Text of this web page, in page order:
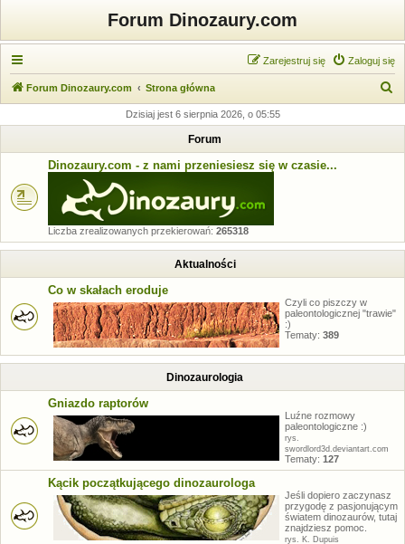
Forum Dinozaury.com
Zaloguj się
Zarejestruj się
Forum Dinozaury.com Strona główna
k
Dzisiaj jest 6 sierpnia 2026, o 05:55
Forum
Dinozaury.com - z nami przeniesiesz się w czasie...
Liczba zrealizowanych przekierowań: 265318
Aktualności
Co w skałach eroduje
Czyli co piszczy w
paleontologicznej "trawie"
:)
Tematy: 389
Dinozaurologia
Gniazdo raptorów
Luźne rozmowy
paleontologiczne :)
rys.
swordlord3d.deviantart.com
Tematy: 127
Kącik początkującego dinozaurologa
Jeśli dopiero zaczynasz
przygodę z pasjonującym
światem dinozaurów, tutaj
znajdziesz pomoc.
rys. K. Dupuis